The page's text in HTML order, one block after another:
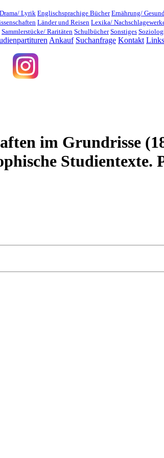
Drama/ Lyrik Englischsprachige Bücher Ernährung/
Länder und Reisen Lexika/
Sammlerstücke/ Raritäten Schulbücher Sonstiges
Ankauf Suchanfrage Kontakt Links
im Grundrisse
Studientexte.